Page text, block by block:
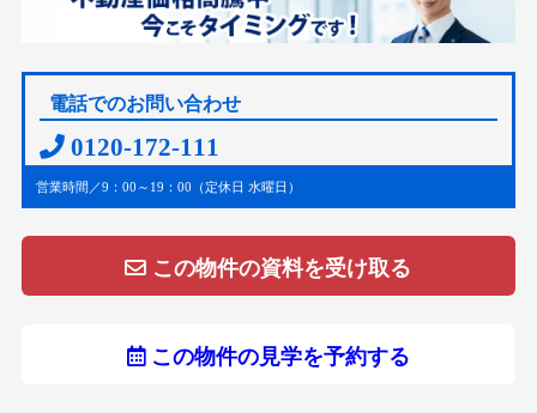
電話でのお問い合わせ
0120-172-111
営業時間／9：00～19：00（定休日 水曜日）
この物件の資料を受け取る
この物件の見学を予約する